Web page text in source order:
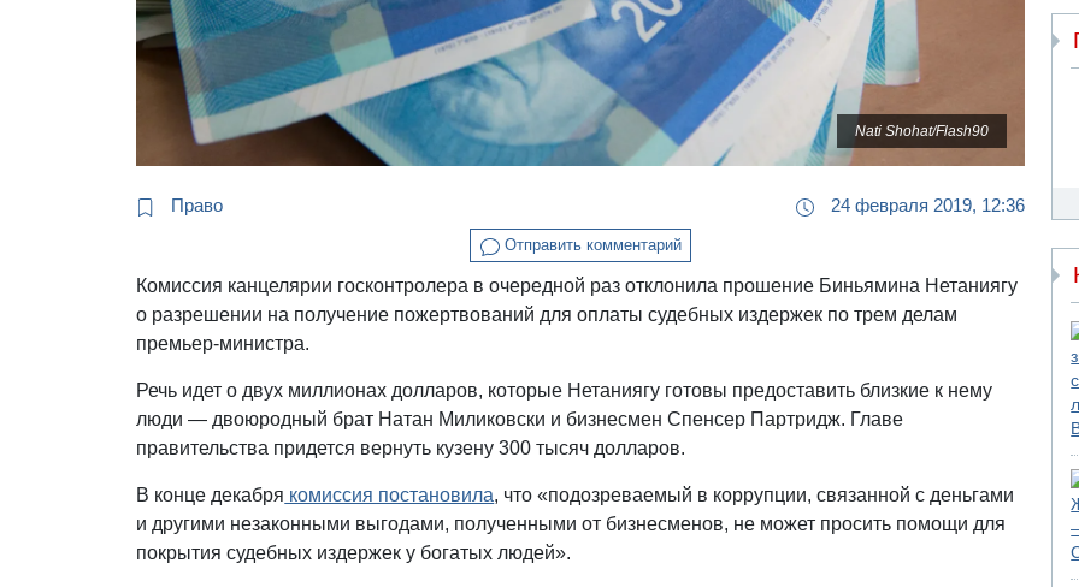
Nati Shohat/Flash90
Право 24 февраля 2019, 12:36
Отправить комментарий
Комиссия канцелярии госконтролера в очередной раз отклонила прошение Биньямина Нетаниягу
о разрешении на получение пожертвований для оплаты судебных издержек по трем делам
премьер-министра.
Речь идет о двух миллионах долларов, которые Нетаниягу готовы предоставить близкие к нему
люди — двоюродный брат Натан Миликовски и бизнесмен Спенсер Партридж. Главе
правительства придется вернуть кузену 300 тысяч долларов.
В конце декабря комиссия постановила, что «подозреваемый в коррупции, связанной с деньгами
и другими незаконными выгодами, полученными от бизнесменов, не может просить помощи для
покрытия судебных издержек у богатых людей».